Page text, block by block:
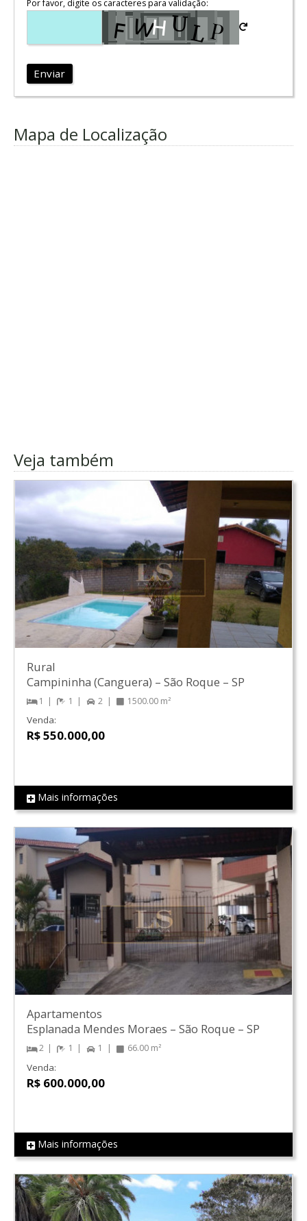
Por favor, digite os caracteres para validação:
Enviar
Mapa de Localização
Veja também
REF LS0501
Rural
Campininha (Canguera) – São Roque – SP
1 1 2 1500.00 m²
Venda:
R$ 550.000,00
Mais informações
REF LS0927
Apartamentos
Esplanada Mendes Moraes – São Roque – SP
2 1 1 66.00 m²
Venda:
R$ 600.000,00
Mais informações